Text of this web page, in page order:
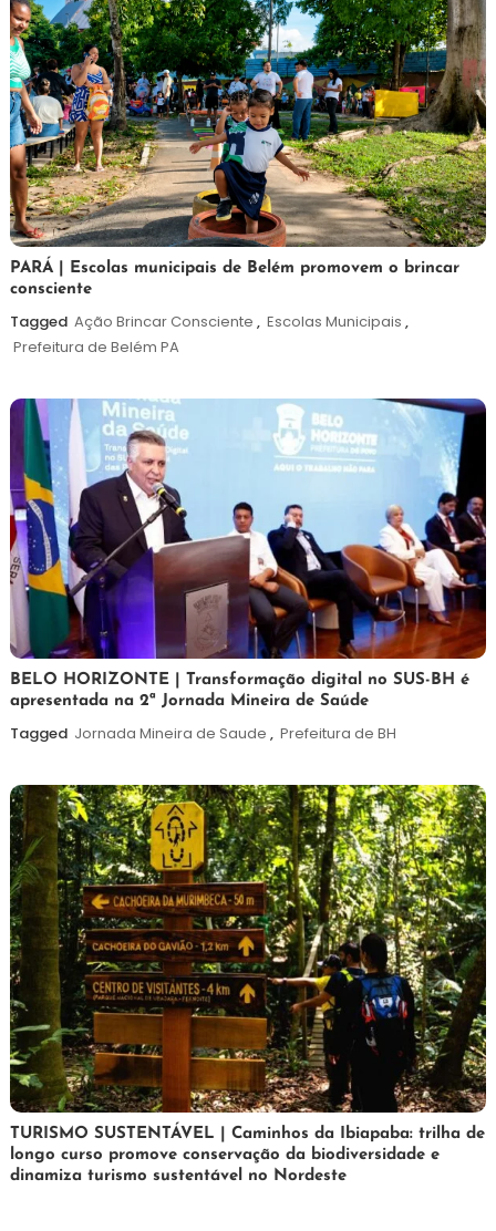
26
de
maio
de
Maurilio
PARÁ | Escolas municipais de Belém promovem o brincar
consciente
Tagged Ação Brincar Consciente , Escolas Municipais ,
Prefeitura de Belém PA
26
de
fevereiro
Maurilio
BELO HORIZONTE | Transformação digital no SUS-BH é
apresentada na 2ª Jornada Mineira de Saúde
Tagged Jornada Mineira de Saude , Prefeitura de BH
24
de
fevereiro
Maurilio
TURISMO SUSTENTÁVEL | Caminhos da Ibiapaba: trilha de
longo curso promove conservação da biodiversidade e
dinamiza turismo sustentável no Nordeste